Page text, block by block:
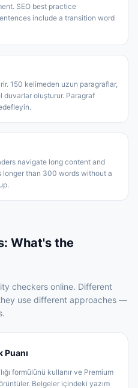
SEO best practice
include a transition word
150 kelimeden uzun paragraflar,
duvarlar oluşturur. Paragraf
navigate long content and
than 300 words without a
What's the
checkers online. Different
use different approaches —
formülünü kullanır ve Premium
Belgeler içindeki yazım